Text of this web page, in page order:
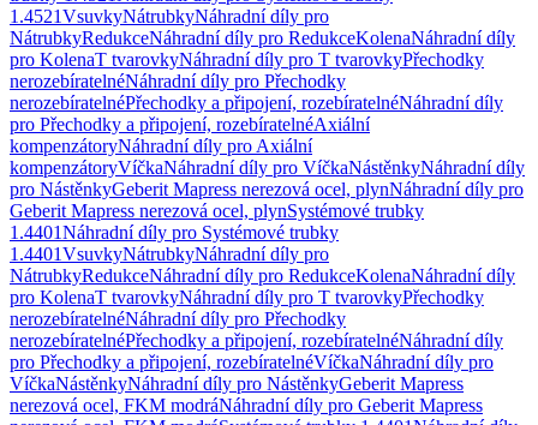
1.4521VsuvkyNátrubkyNáhradní díly pro
NátrubkyRedukceNáhradní díly pro RedukceKolenaNáhradní díly
pro KolenaT tvarovkyNáhradní díly pro T tvarovkyPřechodky
nerozebíratelnéNáhradní díly pro Přechodky
nerozebíratelnéPřechodky a připojení, rozebíratelnéNáhradní díly
pro Přechodky a připojení, rozebíratelnéAxiální
kompenzátoryNáhradní díly pro Axiální
kompenzátoryVíčkaNáhradní díly pro VíčkaNástěnkyNáhradní díly
pro NástěnkyGeberit Mapress nerezová ocel, plynNáhradní díly pro
Geberit Mapress nerezová ocel, plynSystémové trubky
1.4401Náhradní díly pro Systémové trubky
1.4401VsuvkyNátrubkyNáhradní díly pro
NátrubkyRedukceNáhradní díly pro RedukceKolenaNáhradní díly
pro KolenaT tvarovkyNáhradní díly pro T tvarovkyPřechodky
nerozebíratelnéNáhradní díly pro Přechodky
nerozebíratelnéPřechodky a připojení, rozebíratelnéNáhradní díly
pro Přechodky a připojení, rozebíratelnéVíčkaNáhradní díly pro
VíčkaNástěnkyNáhradní díly pro NástěnkyGeberit Mapress
nerezová ocel, FKM modráNáhradní díly pro Geberit Mapress